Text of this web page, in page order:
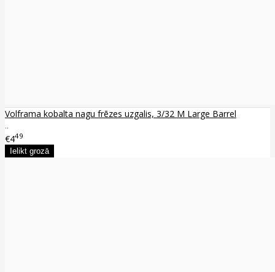
Volframa kobalta nagu frēzes uzgalis, 3/32 M Large Barrel
..
€449